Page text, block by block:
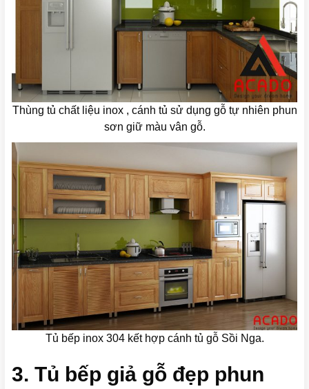
Thùng tủ chất liệu inox , cánh tủ sử dụng gỗ tự nhiên phun
sơn giữ màu vân gỗ.
Tủ bếp inox 304 kết hợp cánh tủ gỗ Sồi Nga.
3. Tủ bếp giả gỗ đẹp phun